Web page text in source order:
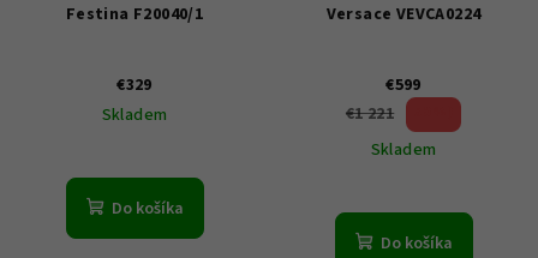
Festina F20040/1
€329
Skladem
Do košíka
Versace VEVCA0224
€599
€1 221
Skladem
Do košíka